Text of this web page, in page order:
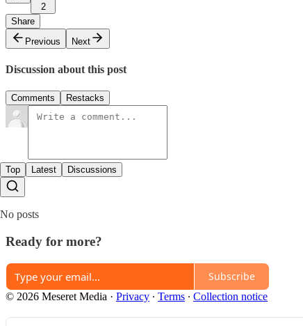
2
Share
Previous
Next
Discussion about this post
Comments Restacks
Top Latest Discussions
No posts
Ready for more?
Subscribe
© 2026 Meseret Media · Privacy ∙ Terms ∙ Collection notice